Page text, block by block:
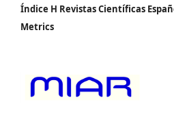
Índice H Revistas Científicas
Metrics